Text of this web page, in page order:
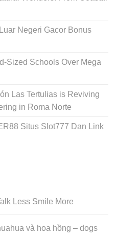
Negeri Gacor Bonus
Sized Schools Over Mega
Las Tertulias is Reviving
in Roma Norte
Situs Slot777 Dan Link
Less Smile More
và hoa hồng – dogs